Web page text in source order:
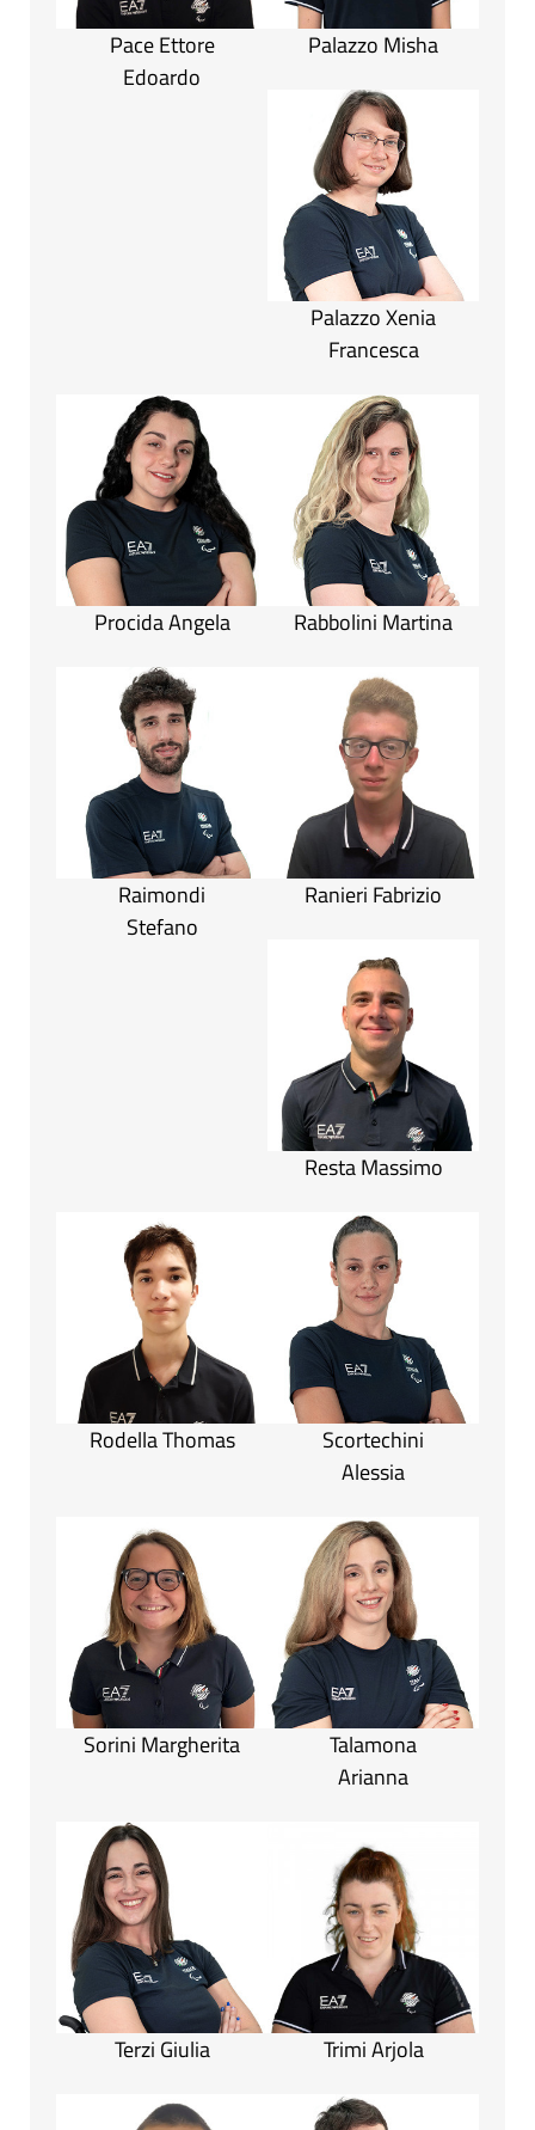
Pace Ettore
Edoardo
Palazzo Misha
Palazzo Xenia
Francesca
Procida Angela Rabbolini Martina
Raimondi
Stefano
Ranieri Fabrizio
Resta Massimo
Rodella Thomas
Scortechini
Alessia
Sorini Margherita
Talamona
Arianna
Terzi Giulia Trimi Arjola